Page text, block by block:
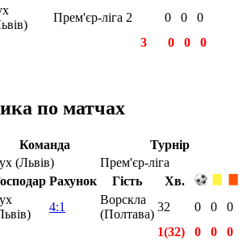
Прем'єр-ліга 2 0 0
0
3 0 0 0
по матчах
Команда
Турнір
(Львів)
Прем'єр-ліга
Рахунок Гість
Хв.
4:1
Ворскла
(Полтава)
32 0 0
0
1(32) 0 0
0